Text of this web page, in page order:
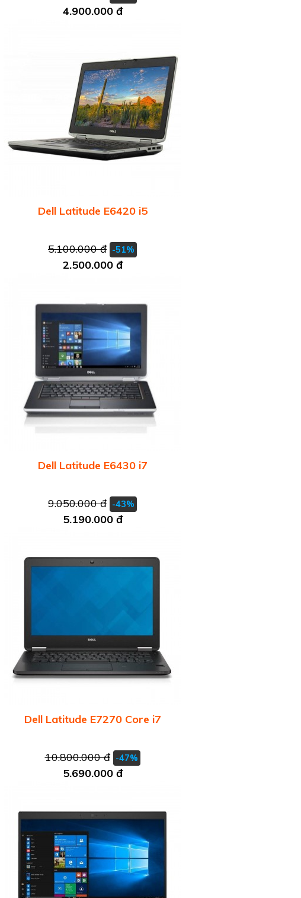
4.900.000 đ
Dell Latitude E6420 i5
5.100.000 đ -51%
2.500.000 đ
Dell Latitude E6430 i7
9.050.000 đ -43%
5.190.000 đ
Dell Latitude E7270 Core i7
10.800.000 đ -47%
5.690.000 đ